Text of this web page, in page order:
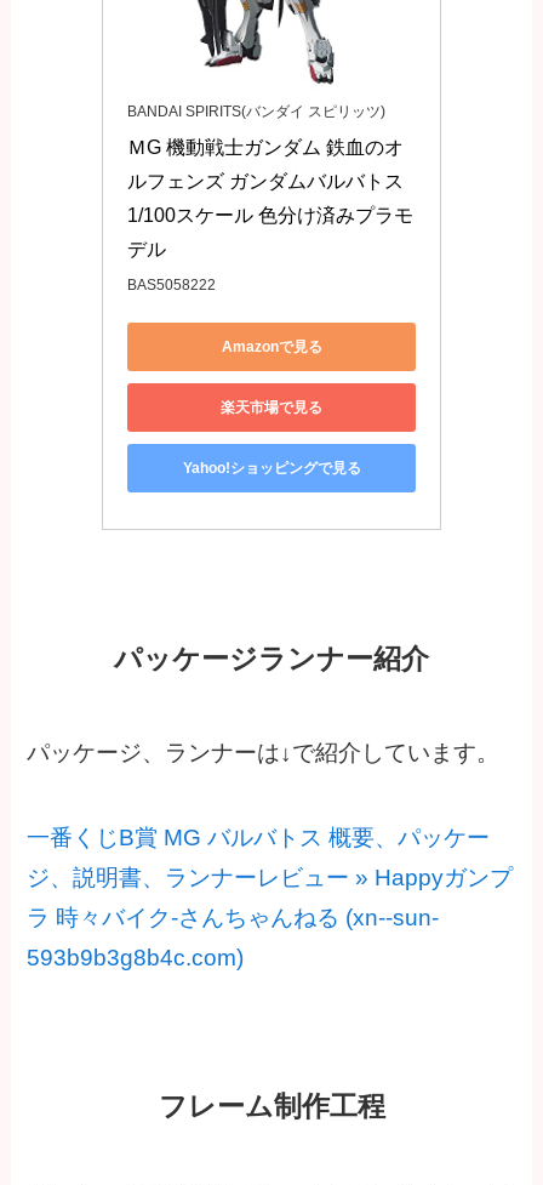
BANDAI SPIRITS(バンダイ スピリッツ)
ＭG 機動戦士ガンダム 鉄血のオ
ルフェンズ ガンダムバルバトス
1/100スケール 色分け済みプラモ
デル
BAS5058222
Amazonで見る
楽天市場で見る
Yahoo!ショッピングで見る
パッケージランナー紹介
パッケージ、ランナーは↓で紹介しています。
一番くじB賞 MG バルバトス 概要、パッケー
ジ、説明書、ランナーレビュー » Happyガンプ
ラ 時々バイク-さんちゃんねる (xn--sun-
593b9b3g8b4c.com)
フレーム制作工程